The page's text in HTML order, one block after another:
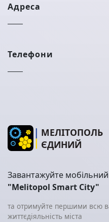
Адреса
Телефони
МЕЛІТОПОЛЬ
ЄДИНИЙ
Завантажуйте
"Melitopol Smart City"
та отримуйте першими всю
життєдіяльність міста